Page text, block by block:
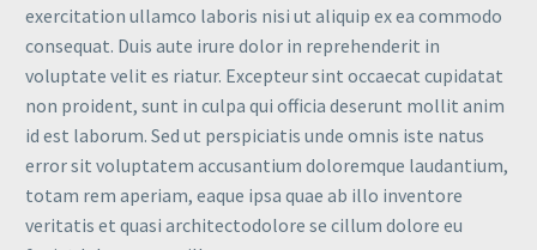
exercitation ullamco laboris nisi ut aliquip ex ea commodo
consequat. Duis aute irure dolor in reprehenderit in
voluptate velit es riatur. Excepteur sint occaecat cupidatat
non proident, sunt in culpa qui officia deserunt mollit anim
id est laborum. Sed ut perspiciatis unde omnis iste natus
error sit voluptatem accusantium doloremque laudantium,
totam rem aperiam, eaque ipsa quae ab illo inventore
veritatis et quasi architectodolore se cillum dolore eu